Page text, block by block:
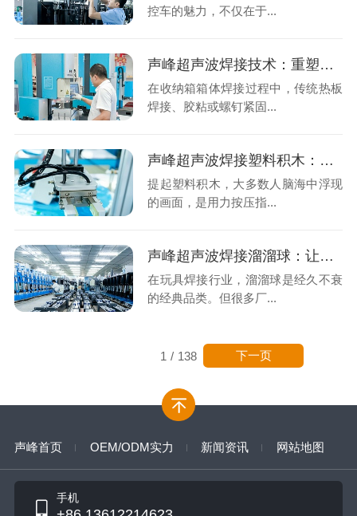
控车的魅力，不仅在于...
声峰超声波焊接技术：重塑收纳箱箱体焊接的效率与美学
在收纳箱箱体焊接过程中，传统热板
焊接、胶粘或螺钉紧固...
声峰超声波焊接塑料积木：让拼接告别“手疼”，迈向分子级牢固
提起塑料积木，大多数人脑海中浮现
的画面，是用力按压指...
声峰超声波焊接溜溜球：让指尖上的旋转更稳、更久、更安全
在玩具焊接行业，溜溜球是经久不衰
的经典品类。但很多厂...
1 / 138 下一页
声峰首页 OEM/ODM实力 新闻资讯 网站地图
手机